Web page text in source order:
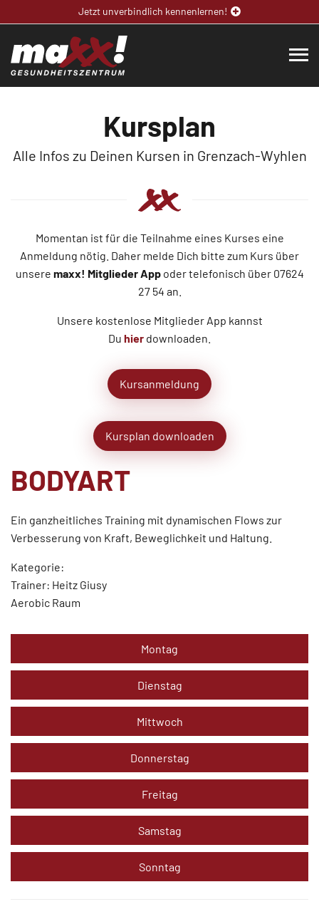
Jetzt unverbindlich kennenlernen!
Kursplan
Alle Infos zu Deinen Kursen in Grenzach-Wyhlen
Momentan ist für die Teilnahme eines Kurses eine
Anmeldung nötig. Daher melde Dich bitte zum Kurs über
unsere maxx! Mitglieder Appoder telefonisch über 07624
27 54 an.
Unsere kostenlose Mitglieder App kannst
Du hier downloaden.
Kursanmeldung
Kursplan downloaden
BODYART
Ein ganzheitliches Training mit dynamischen Flows zur
Verbesserung von Kraft, Beweglichkeit und Haltung.
Kategorie:
Trainer: Heitz Giusy
Aerobic Raum
Montag
Dienstag
Mittwoch
Donnerstag
Freitag
Samstag
Sonntag